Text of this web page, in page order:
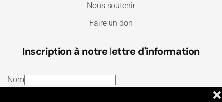
❌
Nous soutenir
Faire un don
Inscription à notre lettre d'information
Nom